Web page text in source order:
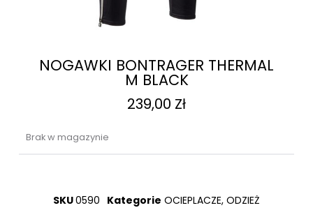
NOGAWKI BONTRAGER THERMAL
M BLACK
239,00 Zł
Brak w magazynie
SKU0590 Kategorie OCIEPLACZE, ODZIEŻ